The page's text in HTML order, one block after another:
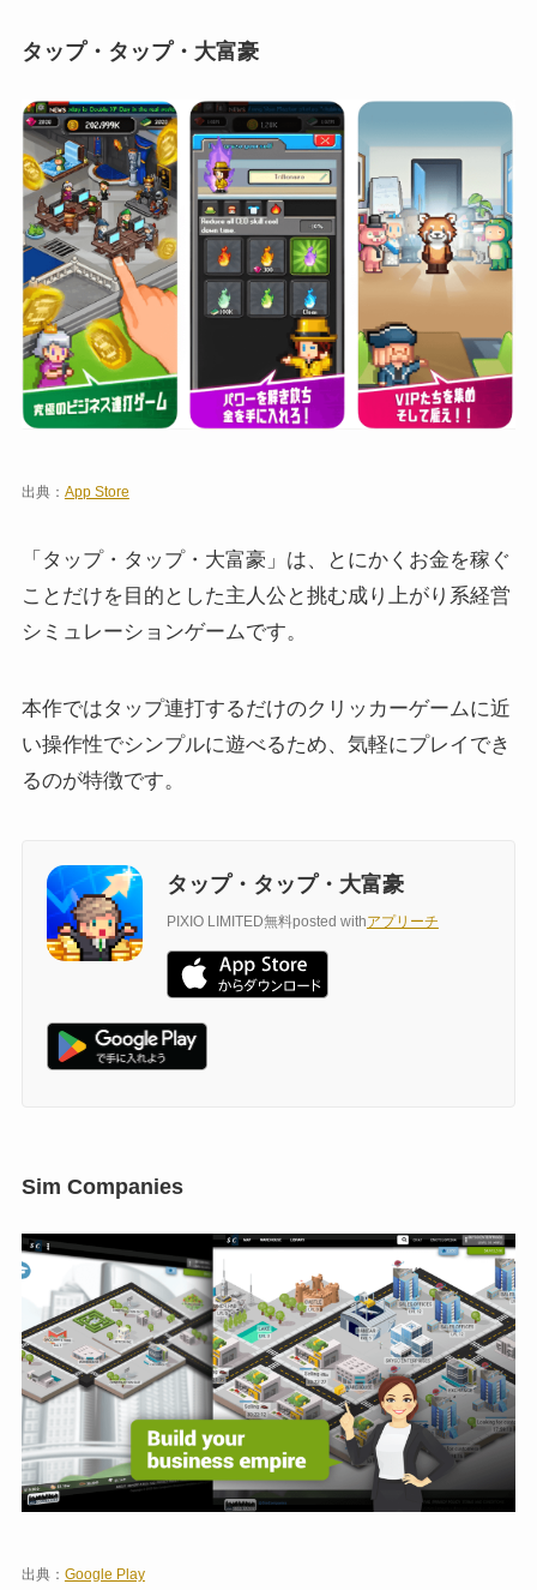
タップ・タップ・大富豪
出典： App Store
「タップ・タップ・大富豪」は、とにかくお金を稼ぐ
ことだけを目的とした主人公と挑む成り上がり系経営
シミュレーションゲームです。
本作ではタップ連打するだけのクリッカーゲームに近
い操作性でシンプルに遊べるため、気軽にプレイでき
るのが特徴です。
タップ・タップ・大富豪
PIXIO LIMITED無料posted withアプリーチ
Sim Companies
出典： Google Play